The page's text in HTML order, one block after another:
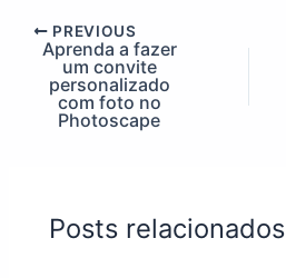
PREVIOUS
Aprenda a fazer
um convite
personalizado
com foto no
Photoscape
Posts relacionados